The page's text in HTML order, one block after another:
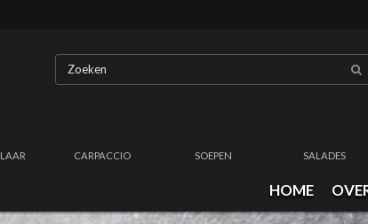
CARPACCIO SOEPEN SALADES
HOME